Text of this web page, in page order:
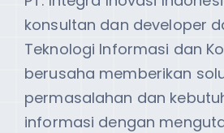
konsultan dan developer
Teknologi Informasi dan
berusaha memberikan
permasalahan dan
informasi dengan